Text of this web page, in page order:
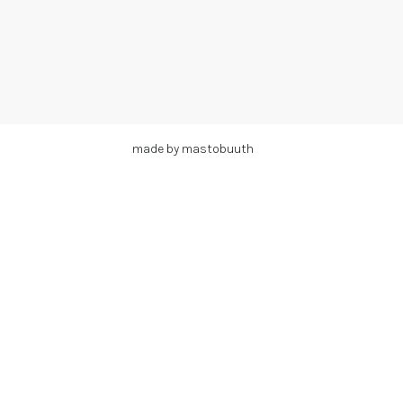
made by mastobuuth